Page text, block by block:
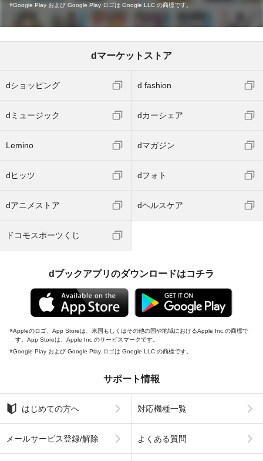
Google Play および Google Play ロゴは Google LLC の商標です。
dマーケットストア
dショッピング d fashion
dミュージック dカーシェア
Lemino dマガジン
dヒッツ dフォト
dアニメストア dヘルスケア
ドコモスポーツくじ
dブックアプリのダウンロードはコチラ
Appleのロゴ、App Storeは、米国もしくはその他の国や地域におけるApple Inc.の商標で
す。App Storeは、Apple Inc.のサービスマークです。
Google Play および Google Play ロゴは Google LLC の商標です。
サポート情報
はじめての方へ 対応機種一覧
メールサービス登録/解除 よくある質問